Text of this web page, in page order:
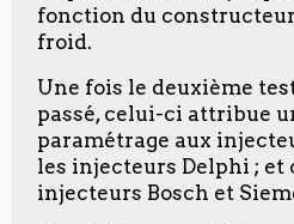
fonction du
froid.
Une fois le deuxième
passé, celui-ci attribue
paramétrage aux
les injecteurs Delphi ; et
injecteurs Bosch et